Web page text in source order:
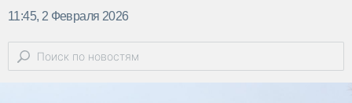
11:45, 2 Февраля 2026